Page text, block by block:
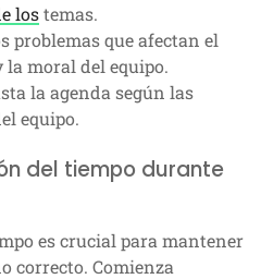
lostemas.
problemas que afectan el
moral del equipo.
la agenda según las
equipo.
del tiempo durante
es crucial para mantener
correcto. Comienza